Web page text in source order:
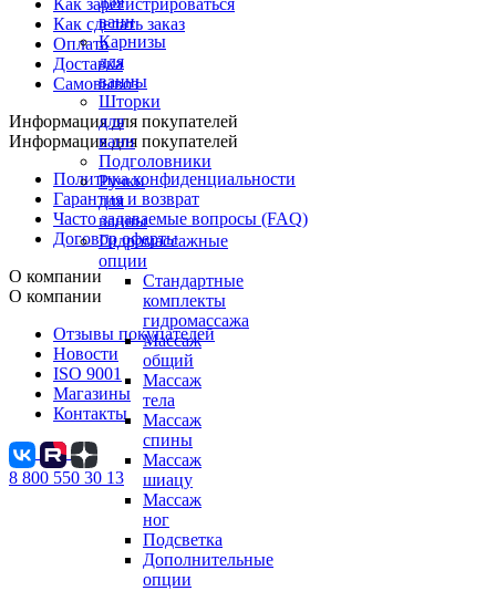
ванн
Карнизы
для
ванны
Шторки
для
ванн
Подголовники
Ручки
для
ванны
Гидромассажные
опции
Стандартные
комплекты
гидромассажа
Массаж
общий
Массаж
тела
Массаж
спины
Массаж
шиацу
Массаж
ног
Подсветка
Дополнительные
опции
Как сделать заказ
Оплата
Доставка
Самовывоз
Информация для покупателей
Информация для покупателей
Политика конфиденциальности
Гарантия и возврат
Часто задаваемые вопросы (FAQ)
Договор оферты
О компании
О компании
Отзывы покупателей
Новости
ISO 9001
Магазины
Контакты
8 800 550 30 13